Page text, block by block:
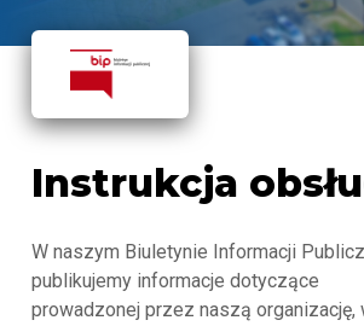
Instrukcja
W naszym Biuletynie Informacji
publikujemy informacje dotyczące
prowadzonej przez naszą organizację,